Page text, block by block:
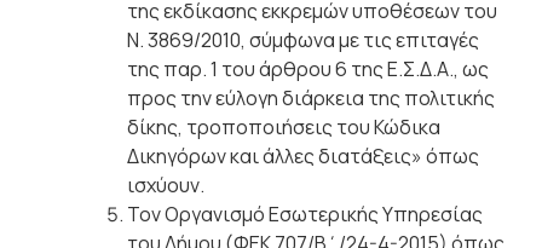
της εκδίκασης εκκρεμών υποθέσεων του
Ν. 3869/2010, σύμφωνα με τις επιταγές
της παρ. 1 του άρθρου 6 της Ε.Σ.Δ.Α., ως
προς την εύλογη διάρκεια της πολιτικής
δίκης, τροποποιήσεις του Κώδικα
Δικηγόρων και άλλες διατάξεις» όπως
ισχύουν.
Τον Οργανισμό Εσωτερικής Υπηρεσίας